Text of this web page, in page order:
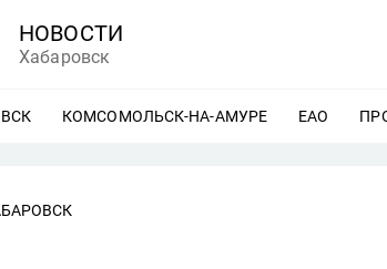
НОВОСТИ
Хабаровск
ЕЩЕ
КОМСОМОЛЬСК-НА-АМУРЕ ЕЩЕ
ЕАО